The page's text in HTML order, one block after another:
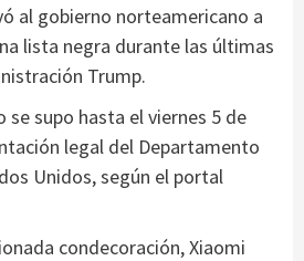
al gobierno norteamericano a
lista negra durante las últimas
Trump.
supo hasta el viernes 5 de
legal del Departamento
Unidos, según el portal
condecoración, Xiaomi